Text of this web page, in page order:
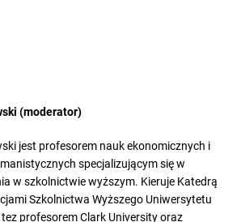
(moderator)
jest profesorem nauk ekonomicznych i
specjalizującym się w
w szkolnictwie wyższym. Kieruje Katedrą
Szkolnictwa Wyższego Uniwersytetu
profesorem Clark University oraz